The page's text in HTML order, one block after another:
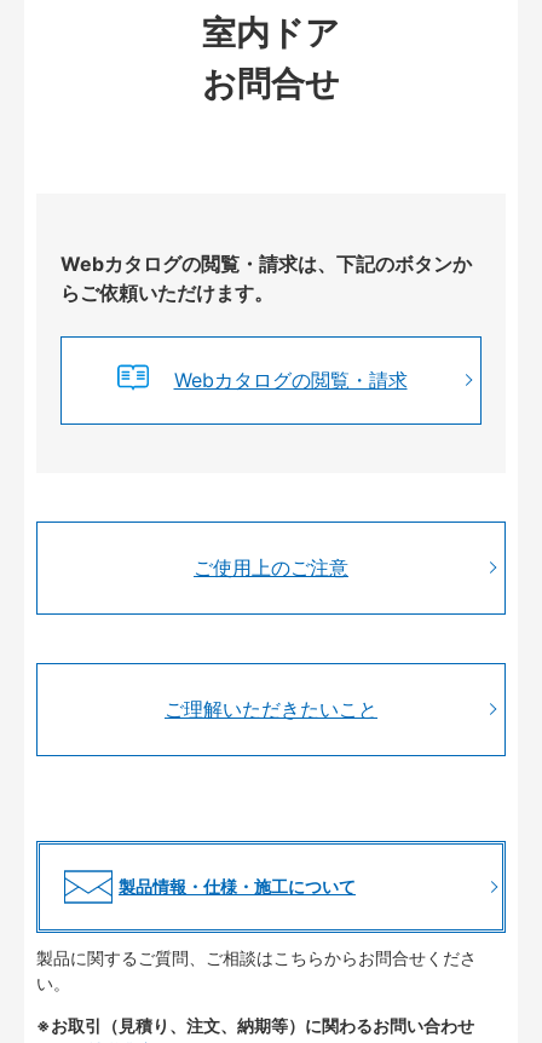
室内ドア
お問合せ
Webカタログの閲覧・請求は、下記のボタンか
らご依頼いただけます。
Webカタログの閲覧・請求
ご使用上のご注意
ご理解いただきたいこと
製品情報・仕様・施工について
製品に関するご質問、ご相談はこちらからお問合せくださ
い。
※お取引（見積り、注文、納期等）に関わるお問い合わせ